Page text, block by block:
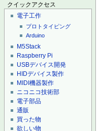
クイックアクセス
電子工作
プロトタイピング
Arduino
M5Stack
Raspberry Pi
USBデバイス開発
HIDデバイス製作
MIDI機器製作
ニコニコ技術部
電子部品
通販
買った物
欲しい物